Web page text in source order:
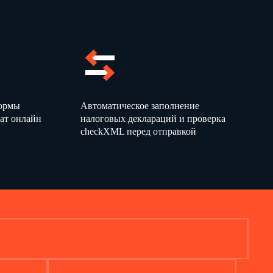
онлайн
Автоматическое заполнение
налоговых деклараций и проверка
checkXML перед отправкой